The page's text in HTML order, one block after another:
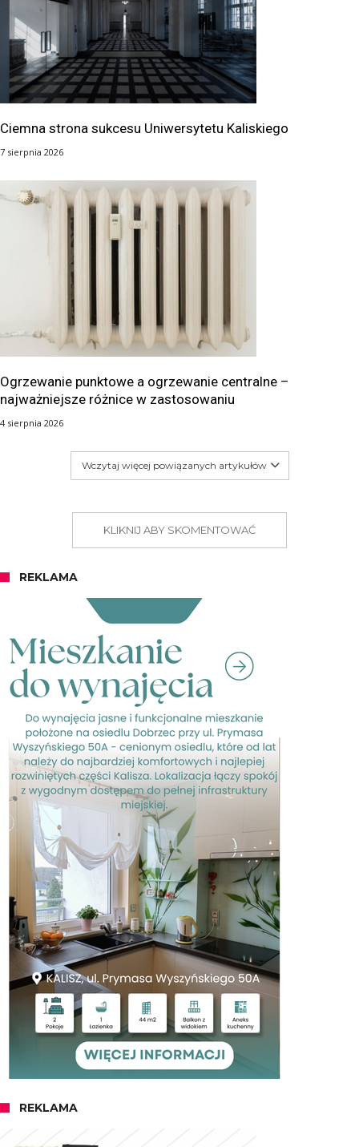
Ciemna strona sukcesu Uniwersytetu Kaliskiego
7 sierpnia 2026
Ogrzewanie punktowe a ogrzewanie centralne –
najważniejsze różnice w zastosowaniu
4 sierpnia 2026
Wczytaj więcej powiązanych artykułów
KLIKNIJ ABY SKOMENTOWAĆ
REKLAMA
REKLAMA